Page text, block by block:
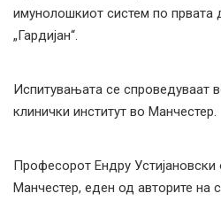
имунолошкиот систем по првата
„Гардијан“.
Испитувањата се спроведуваат
клинички институт во Манчестер.
Професорот Ендру Устијановски
Манчестер, еден од авторите на